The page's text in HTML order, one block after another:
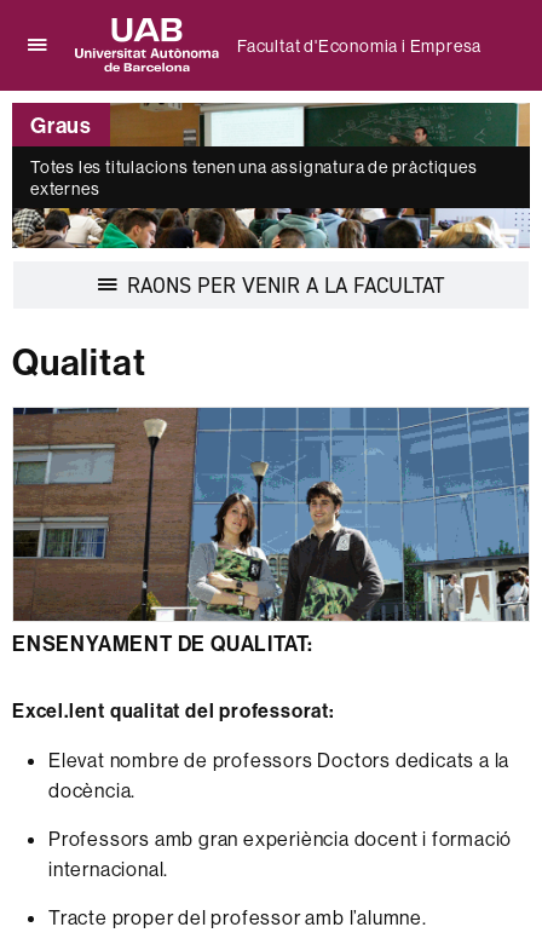
per
desplegar
el
menú
de
Facultat
d'Economia
Empresa
Universitat
Autònoma
Barcelona
Facultat d'Economia i Empresa
Graus
Totes les titulacions tenen una assignatura de pràctiques
externes
RAONS PER VENIR A LA FACULTATDesplegar
Qualitat
ENSENYAMENT DE QUALITAT:
Excel.lent qualitat del professorat:
Elevat nombre de professors Doctors dedicats a la
docència.
Professors amb gran experiència docent i formació
internacional.
Tracte proper del professor amb l’alumne.